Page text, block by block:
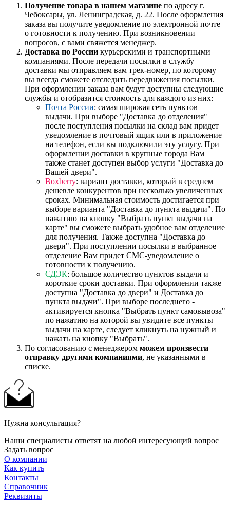
Получение товара в нашем магазине по адресу г.
Чебоксары, ул. Ленинградская, д. 22. После оформления
заказа вы получите уведомление по электронной почте
о готовности к получению. При возникновении
вопросов, с вами свяжется менеджер.
Доставка по России курьерскими и транспортными
компаниями. После передачи посылки в службу
доставки мы отправляем вам трек-номер, по которому
вы всегда сможете отследить передвижения посылки.
При оформлении заказа вам будут доступны следующие
службы и отобразится стоимость для каждого из них:
Почта России: самая широкая сеть пунктов
выдачи. При выборе "Доставка до отделения"
после поступления посылки на склад вам придет
уведомление в почтовый ящик или в приложение
на телефон, если вы подключили эту услугу. При
оформлении доставки в крупные города Вам
также станет доступен выбор услуги "Доставка до
Вашей двери".
Boxberry: вариант доставки, который в среднем
дешевле конкурентов при несколько увеличенных
сроках. Минимальная стоимость достигается при
выборе варианта "Доставка до пункта выдачи". По
нажатию на кнопку "Выбрать пункт выдачи на
карте" вы сможете выбрать удобное вам отделение
для получения. Также доступна "Доставка до
двери". При поступлении посылки в выбранное
отделение Вам придет СМС-уведомление о
готовности к получению.
СДЭК: большое количество пунктов выдачи и
короткие сроки доставки. При оформлении также
доступна "Доставка до двери" и Доставка до
пункта выдачи". При выборе последнего -
активируется кнопка "Выбрать пункт самовывоза"
по нажатию на которой вы увидите все пункты
выдачи на карте, следует кликнуть на нужный и
нажать на кнопку "Выбрать".
По согласованию с менеджером можем произвести
отправку другими компаниями, не указанными в
списке.
Нужна консультация?
Наши специалисты ответят на любой интересующий вопрос
Задать вопрос
О компании
Как купить
Контакты
Справочник
Реквизиты